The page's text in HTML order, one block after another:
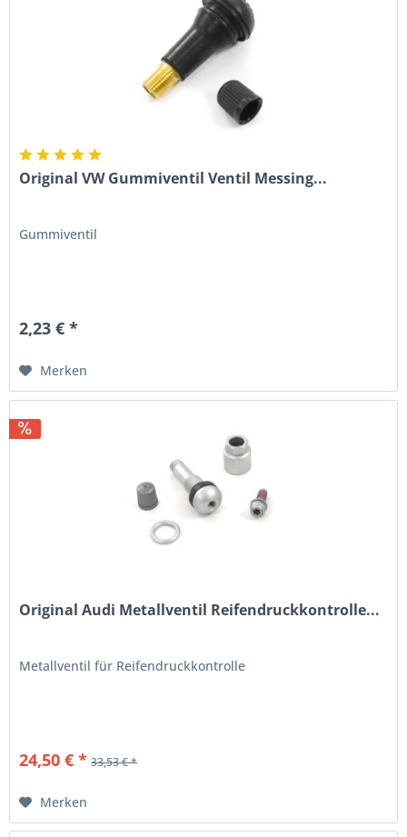
Original VW Gummiventil Ventil Messing...
Gummiventil
2,23 € *
Merken
Original Audi Metallventil Reifendruckkontrolle...
Metallventil für Reifendruckkontrolle
24,50 € * 33,53 € *
Merken